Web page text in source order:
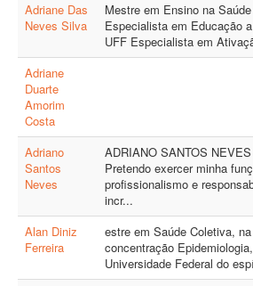
Adriane Das
Neves Silva
Mestre em Ensino na
Especialista em Educação
UFF Especialista em
Adriane
Duarte
Amorim
Costa
Adriano
Santos
Neves
ADRIANO SANTOS
Pretendo exercer minha
profissionalismo e
incr...
Alan Diniz
Ferreira
estre em Saúde Coletiva,
concentração
Universidade Federal do